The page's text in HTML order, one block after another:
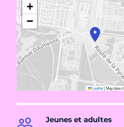
+
−
Leaflet|Map data ©
Jeunes et adultes